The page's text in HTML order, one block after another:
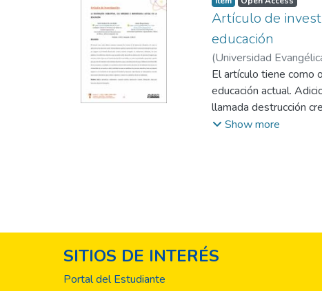
Artículo de
educación
(Universidad
El artículo tiene como
educación actual.
llamada destrucción
palabras, el vocablo
Show more
SITIOS DE INTERÉS
Portal del Estudiante